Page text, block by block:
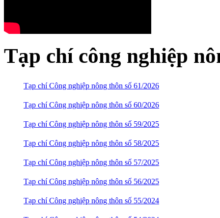
Tạp chí công nghiệp
Tạp chí Công nghiệp nông thôn số 61/2026
Tạp chí Công nghiệp nông thôn số 60/2026
Tạp chí Công nghiệp nông thôn số 59/2025
Tạp chí Công nghiệp nông thôn số 58/2025
Tạp chí Công nghiệp nông thôn số 57/2025
Tạp chí Công nghiệp nông thôn số 56/2025
Tạp chí Công nghiệp nông thôn số 55/2024